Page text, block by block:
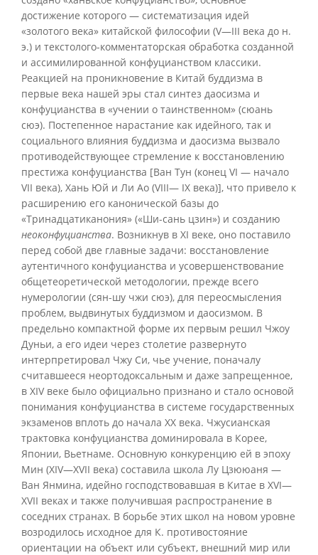
достижение которого — систематизация идей
«золотого века» китайской философии (V—III века до н.
э.) и текстолого-комментаторская обработка созданной
и ассимилированной конфуцианством классики.
Реакцией на проникновение в Китай буддизма в
первые века нашей эры стал синтез даосизма и
конфуцианства в «учении о таинственном» (сюань
сюэ). Постепенное нарастание как идейного, так и
социального влияния буддизма и даосизма вызвало
противодействующее стремление к восстановлению
престижа конфуцианства [Ван Тун (конец VI — начало
VII века), Хань Юй и Ли Ао (VIII— IX века)], что привело к
расширению его канонической базы до
«Тринадцатиканония» («Ши-сань цзин») и созданию
неоконфуцианства. Возникнув в XI веке, оно поставило
перед собой две главные задачи: восстановление
аутентичного конфуцианства и усовершенствование
общетеоретической методологии, прежде всего
нумерологии (сян-шу чжи сюэ), для переосмысления
проблем, выдвинутых буддизмом и даосизмом. В
предельно компактной форме их первым решил Чжоу
Дуньи, а его идеи через столетие развернуто
интерпретировал Чжу Си, чье учение, поначалу
считавшееся неортодоксальным и даже запрещенное,
в XIV веке было официально признано и стало основой
понимания конфуцианства в системе государственных
экзаменов вплоть до начала XX века. Чжусианская
трактовка конфуцианства доминировала в Корее,
Японии, Вьетнаме. Основную конкуренцию ей в эпоху
Мин (XIV—XVII века) составила школа Лу Цзююаня —
Ван Янмина, идейно господствовавшая в Китае в XVI—
XVII веках и также получившая распространение в
соседних странах. В борьбе этих школ на новом уровне
возродилось исходное для К. противостояние
ориентации на объект или субъект, внешний мир или